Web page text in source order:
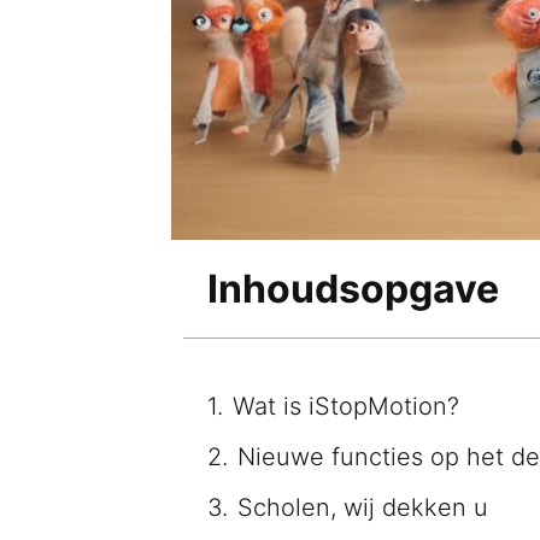
Inhoudsopgave
Wat is iStopMotion?
Nieuwe functies op het
Scholen, wij dekken u